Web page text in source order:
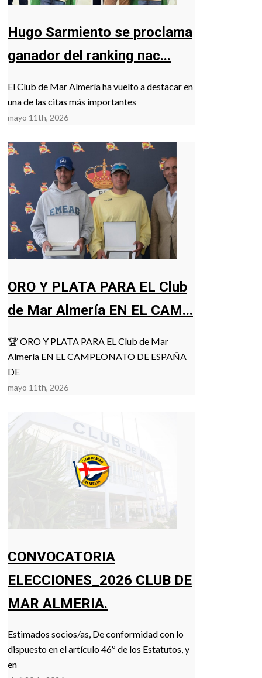
Hugo Sarmiento se proclama
ganador del ranking nac...
El Club de Mar Almería ha vuelto a destacar en
una de las citas más importantes
mayo 11th, 2026
ORO Y PLATA PARA EL Club
de Mar Almería EN EL CAM...
🏆 ORO Y PLATA PARA EL Club de Mar
Almería EN EL CAMPEONATO DE ESPAÑA
DE
mayo 11th, 2026
CONVOCATORIA
ELECCIONES_2026 CLUB DE
MAR ALMERIA.
Estimados socios/as, De conformidad con lo
dispuesto en el artículo 46º de los Estatutos, y
en